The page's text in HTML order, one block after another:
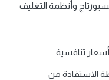
وأنظمة التغليف
تنافسية.
الاستفادة من